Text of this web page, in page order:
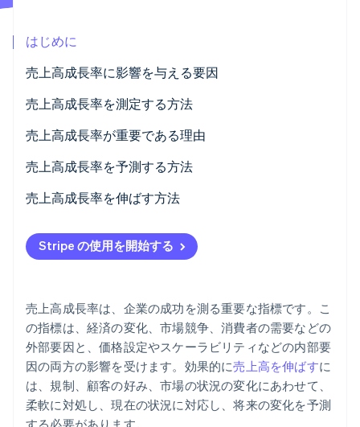
カーボンリムーバル
Identity
Stripe Sessions 2026
Stripe が AI の経済インフラをどのように構築しているかを
ご覧ください。
はじめに
売上高成長率に影響を与える要因
売上高成長率を測定する方法
基本的な売上高成長率
年平均成長率 (CAGR)
セグメント特定の成長率
売上高成長率が重要である理由
売上高成長率を予測する方法
売上高成長率を伸ばす方法
価格設定
マーケットリーチ
イノベーション
運営の効率化
営業とマーケティング
顧客維持
Stripe の使用を開始する
売上高成長率は、企業の成功を測る重要な指標です。こ
の指標は、経済の変化、市場競争、消費者の需要などの
外部要因と、価格設定やスケーラビリティなどの内部要
因の両方の影響を受けます。効果的に売上高を伸ばすに
は、規制、顧客の好み、市場の状況の変化にあわせて、
柔軟に対処し、現在の状況に対応し、将来の変化を予測